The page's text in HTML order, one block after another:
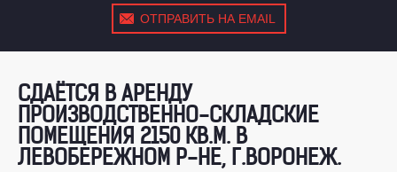
ОТПРАВИТЬ НА EMAIL
СДАЁТСЯ В АРЕНДУ
ПРОИЗВОДСТВЕННО-СКЛАДСКИЕ
ПОМЕЩЕНИЯ 2150 КВ.М. В
ЛЕВОБЕРЕЖНОМ Р-НЕ, Г.ВОРОНЕЖ.